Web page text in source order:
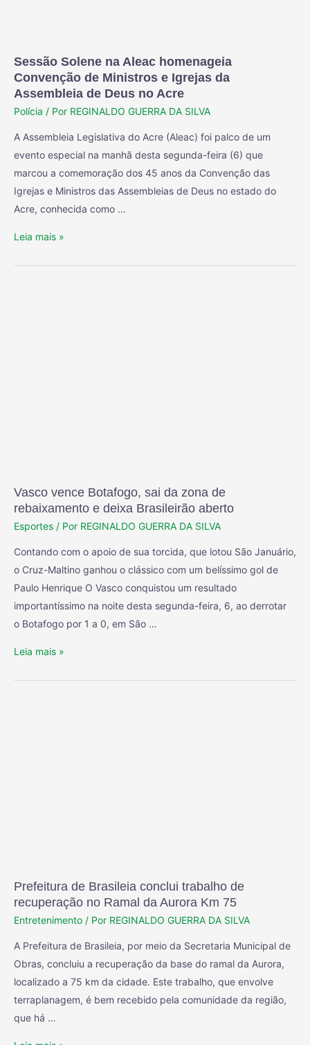
Sessão Solene na Aleac homenageia
Convenção de Ministros e Igrejas da
Assembleia de Deus no Acre
Polícia / Por REGINALDO GUERRA DA SILVA
A Assembleia Legislativa do Acre (Aleac) foi palco de um
evento especial na manhã desta segunda-feira (6) que
marcou a comemoração dos 45 anos da Convenção das
Igrejas e Ministros das Assembleias de Deus no estado do
Acre, conhecida como …
Leia mais »
Vasco vence Botafogo, sai da zona de
rebaixamento e deixa Brasileirão aberto
Esportes / Por REGINALDO GUERRA DA SILVA
Contando com o apoio de sua torcida, que lotou São Januário,
o Cruz-Maltino ganhou o clássico com um belíssimo gol de
Paulo Henrique O Vasco conquistou um resultado
importantíssimo na noite desta segunda-feira, 6, ao derrotar
o Botafogo por 1 a 0, em São …
Leia mais »
Prefeitura de Brasileia conclui trabalho de
recuperação no Ramal da Aurora Km 75
Entretenimento / Por REGINALDO GUERRA DA SILVA
A Prefeitura de Brasileia, por meio da Secretaria Municipal de
Obras, concluiu a recuperação da base do ramal da Aurora,
localizado a 75 km da cidade. Este trabalho, que envolve
terraplanagem, é bem recebido pela comunidade da região,
que há …